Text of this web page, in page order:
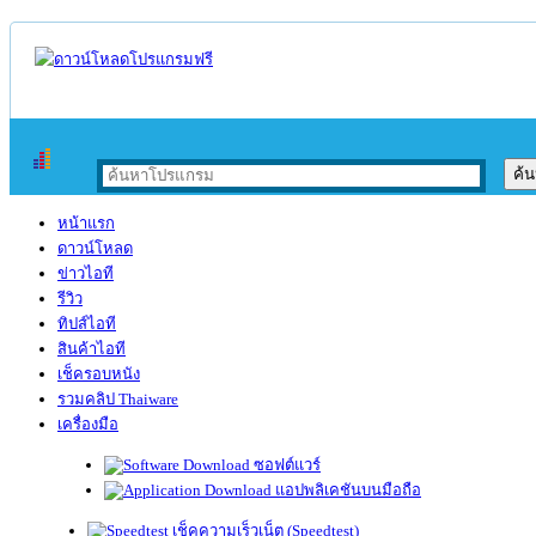
หน้าแรก
ดาวน์โหลด
ข่าวไอที
รีวิว
ทิปส์ไอที
สินค้าไอที
เช็ครอบหนัง
รวมคลิป Thaiware
เครื่องมือ
ซอฟต์แวร์
แอปพลิเคชันบนมือถือ
เช็คความเร็วเน็ต (Speedtest)